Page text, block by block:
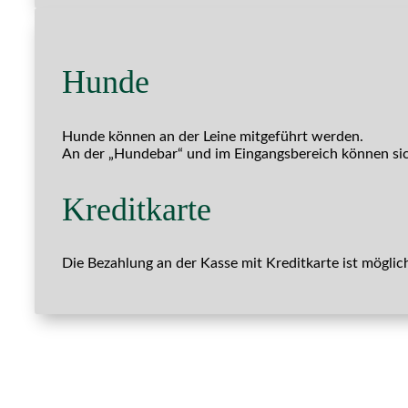
Hunde
Hunde können an der Leine mitgeführt werden.
An der „Hundebar“ und im Eingangsbereich können
Kreditkarte
Die Bezahlung an der Kasse mit Kreditkarte ist